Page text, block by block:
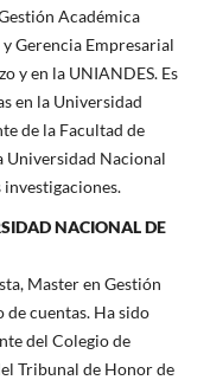
Académica
Gerencia Empresarial
y en la UNIANDES. Es
en la Universidad
de la Facultad de
Universidad Nacional
NACIONAL DE
Master en Gestión
cuentas. Ha sido
del Colegio de
Tribunal de Honor de